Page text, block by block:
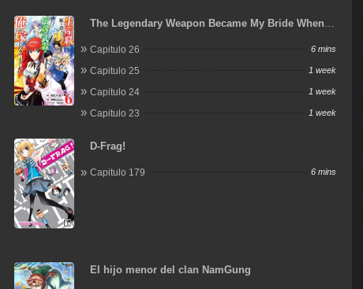
The Legendary Weapon Became My Bride When I
Capitulo 26 6 mins
Capitulo 25 1 week
Capitulo 24 1 week
Capitulo 23 1 week
D-Frag!
Capitulo 179 6 mins
El hijo menor del clan NamGung